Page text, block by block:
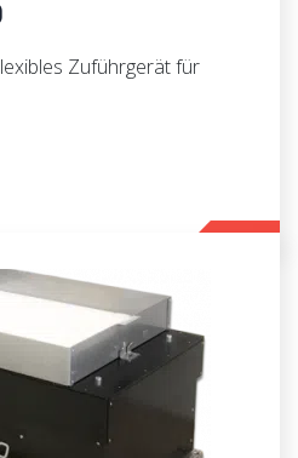
Zuführgerät für